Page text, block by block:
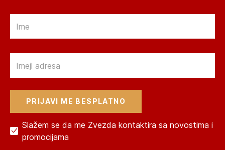
Slažem se da me Zvezda kontaktira sa novostima i
promocijama